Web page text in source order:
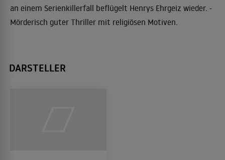
an einem Serienkillerfall beflügelt Henrys Ehrgeiz wieder. -
Mörderisch guter Thriller mit religiösen Motiven.
DARSTELLER